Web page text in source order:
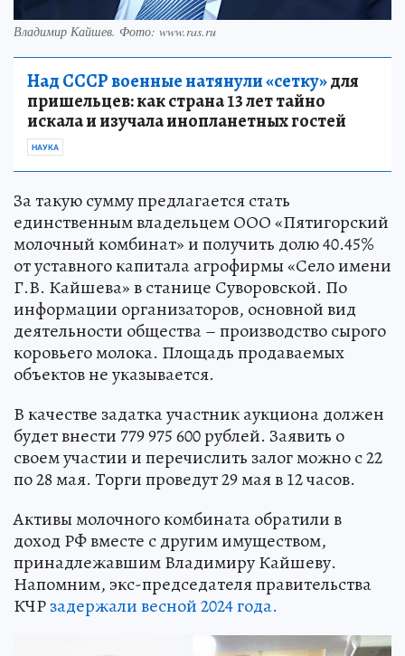
Владимир Кайшев. Фото: www.ras.ru
Над СССР военные натянули «сетку»для
пришельцев: как страна 13 лет тайно
искала и изучала инопланетных гостей
НАУКА
За такую сумму предлагается стать
единственным владельцем ООО «Пятигорский
молочный комбинат» и получить долю 40.45%
от уставного капитала агрофирмы «Село имени
Г.В. Кайшева» в станице Суворовской. По
информации организаторов, основной вид
деятельности общества – производство сырого
коровьего молока. Площадь продаваемых
объектов не указывается.
В качестве задатка участник аукциона должен
будет внести 779 975 600 рублей. Заявить о
своем участии и перечислить залог можно с 22
по 28 мая. Торги проведут 29 мая в 12 часов.
Активы молочного комбината обратили в
доход РФ вместе с другим имуществом,
принадлежавшим Владимиру Кайшеву.
Напомним, экс-председателя правительства
КЧРзадержали весной 2024 года.